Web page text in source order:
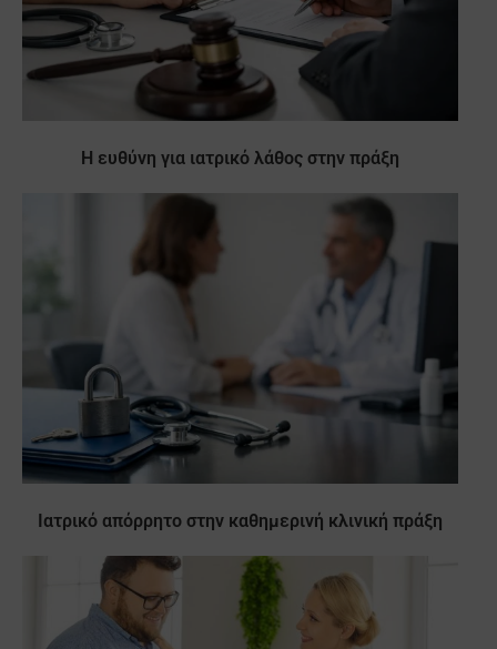
Η ευθύνη για ιατρικό λάθος στην πράξη
Ιατρικό απόρρητο στην καθημερινή κλινική πράξη